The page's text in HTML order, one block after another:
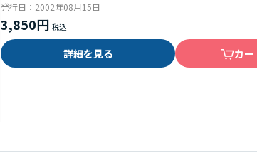
発行日： 2002年08月15日
3,850円
詳細を見る カー